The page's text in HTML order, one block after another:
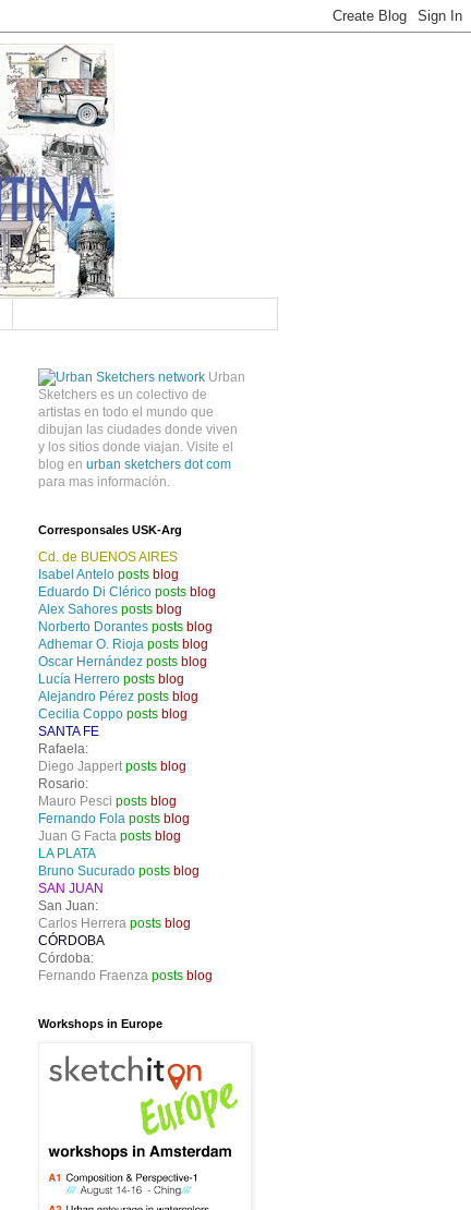
Urban
Sketchers es un colectivo de
artistas en todo el mundo que
dibujan las ciudades donde viven
y los sitios donde viajan. Visite el
blog en urban sketchers dot com
para mas información.
Corresponsales USK-Arg
Cd. de BUENOS AIRES
Isabel Antelo posts blog
Eduardo Di Clérico posts blog
Alex Sahores posts blog
Norberto Dorantes posts blog
Adhemar O. Rioja posts blog
Oscar Hernández posts blog
Lucía Herrero posts blog
Alejandro Pérez posts blog
Cecilia Coppo posts blog
SANTA FE
Rafaela:
Diego Jappert posts blog
Rosario:
Mauro Pesci posts blog
Fernando Fola posts blog
Juan G Facta posts blog
LA PLATA
Bruno Sucurado posts blog
SAN JUAN
San Juan:
Carlos Herrera posts blog
CÓRDOBA
Córdoba:
Fernando Fraenza posts blog
Workshops in Europe